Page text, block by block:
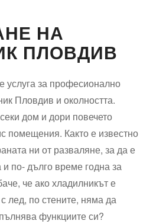
НА
ПЛОВДИВ
услуга за професионално
Пловдив и околността.
дом и дори повечето
помещения. Както е известно
ни от разваляне, за да е
по- дълго време годна за
че ако хладилникът е
лед, по стените, няма да
функциите си?